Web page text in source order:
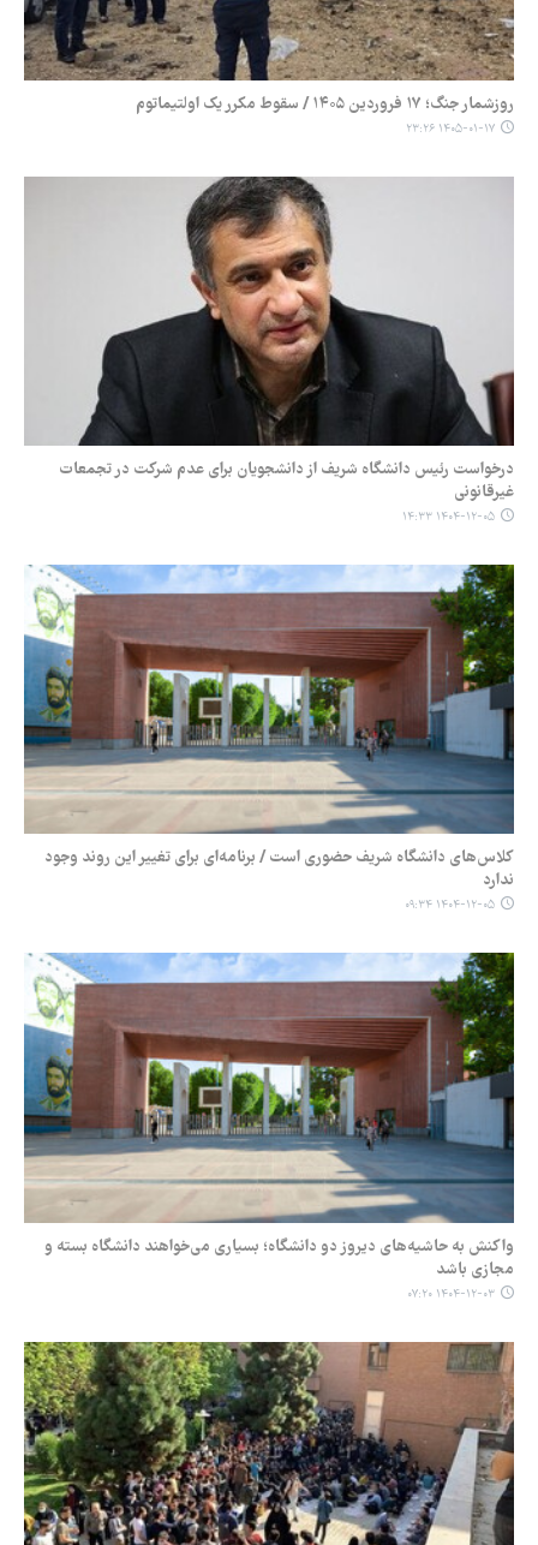
روزشمار جنگ؛ ۱۷ فروردین ۱۴۰۵ / سقوط مکرر یک اولتیماتوم
۱۴۰۵-۰۱-۱۷ ۲۳:۲۶
درخواست رئیس دانشگاه شریف از دانشجویان برای عدم شرکت در تجمعات
غیرقانونی
۱۴۰۴-۱۲-۰۵ ۱۴:۳۳
کلاس‌های دانشگاه شریف حضوری است / برنامه‌ای برای تغییر این روند وجود
ندارد
۱۴۰۴-۱۲-۰۵ ۰۹:۳۴
واکنش به حاشیه‌های دیروز دو دانشگاه؛ بسیاری می‌خواهند دانشگاه بسته و
مجازی باشد
۱۴۰۴-۱۲-۰۳ ۰۷:۲۰